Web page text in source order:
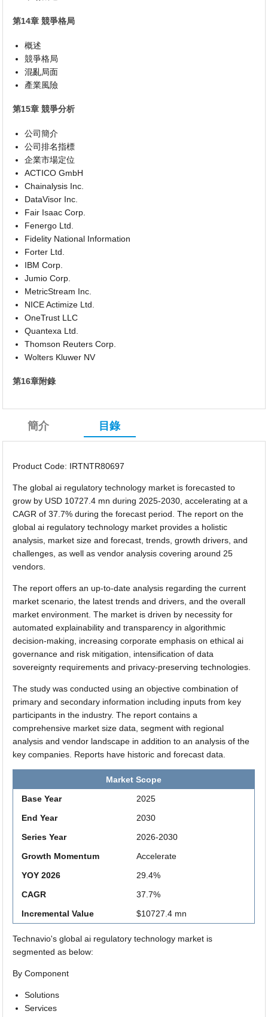
第14章 競爭格局
概述
競爭格局
混亂局面
產業風險
第15章 競爭分析
公司簡介
公司排名指標
企業市場定位
ACTICO GmbH
Chainalysis Inc.
DataVisor Inc.
Fair Isaac Corp.
Fenergo Ltd.
Fidelity National Information
Forter Ltd.
IBM Corp.
Jumio Corp.
MetricStream Inc.
NICE Actimize Ltd.
OneTrust LLC
Quantexa Ltd.
Thomson Reuters Corp.
Wolters Kluwer NV
第16章附錄
簡介 目錄
Product Code: IRTNTR80697
The global ai regulatory technology market is forecasted to
grow by USD 10727.4 mn during 2025-2030, accelerating at a
CAGR of 37.7% during the forecast period. The report on the
global ai regulatory technology market provides a holistic
analysis, market size and forecast, trends, growth drivers, and
challenges, as well as vendor analysis covering around 25
vendors.
The report offers an up-to-date analysis regarding the current
market scenario, the latest trends and drivers, and the overall
market environment. The market is driven by necessity for
automated explainability and transparency in algorithmic
decision-making, increasing corporate emphasis on ethical ai
governance and risk mitigation, intensification of data
sovereignty requirements and privacy-preserving technologies.
The study was conducted using an objective combination of
primary and secondary information including inputs from key
participants in the industry. The report contains a
comprehensive market size data, segment with regional
analysis and vendor landscape in addition to an analysis of the
key companies. Reports have historic and forecast data.
Market Scope
Base Year
2025
End Year
2030
Series Year
2026-2030
Growth Momentum
Accelerate
YOY 2026
29.4%
CAGR
37.7%
Incremental Value
$10727.4 mn
Technavio's global ai regulatory technology market is
segmented as below:
By Component
Solutions
Services